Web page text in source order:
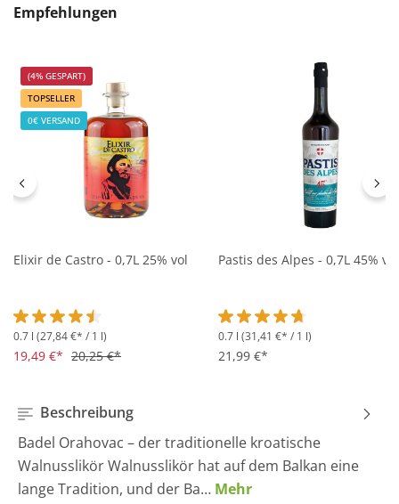
Produktgalerie überspringen
Empfehlungen
(4% GESPART)
TOPSELLER
0€ VERSAND
Elixir de Castro - 0,7L 25% vol
Durchschnittliche Bewertung von 4.5 von 5 Sternen
0.7 l (27,84 €* / 1 l)
19,49 €* 20,25 €*
Pastis des Alpes - 0,7L 45% vol
Durchschnittliche
0.7 l (31,41 €* / 1 l)
21,99 €*
Beschreibung
Badel Orahovac – der traditionelle kroatische
Walnusslikör Walnusslikör hat auf dem Balkan eine
lange Tradition, und der Ba… Mehr